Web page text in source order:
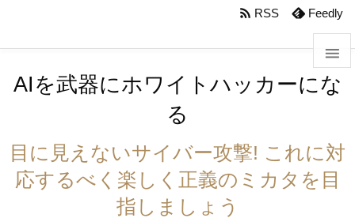



サイ

 RSS Feedly
AIを武器にホワイトハッカーにな
る
目に見えないサイバー攻撃! これに対
応するべく楽しく正義のミカタを目
指しましょう